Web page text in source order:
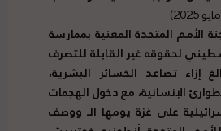
الأمم المتحدة المعنية بممارسة
لحقوقه غير القابلة للتصرف
إزاء تصاعد الخسائر البشرية،
الإنسانية، مع دخول الهجمات
على غزة يومها الـ ووصف